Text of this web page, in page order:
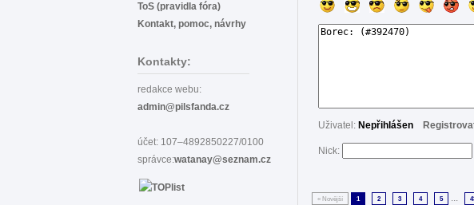
ToS (pravidla fóra)
Kontakt, pomoc, návrhy
Kontakty:
redakce webu:
admin@pilsfanda.cz
účet: 107–4892850227/0100
správce:watanay@seznam.cz
Uživatel: Nepřihlášen
Nick:
« Novější 1 2 3 4 5 ...